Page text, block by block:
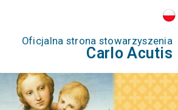
Oficjalna strona stowarzyszenia
Carlo Acutis